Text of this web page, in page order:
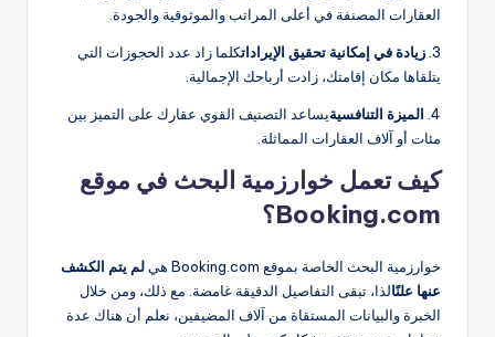
العقارات المصنفة في أعلى المراتب والموثوقية والجودة.
3. زيادة في إمكانية تحقيق الإيراداتكلما زاد عدد الحجوزات التي
يتلقاها مكان إقامتك، زادت أرباحك الإجمالية.
4. الميزة التنافسيةيساعد التصنيف القوي عقارك على التميز بين
مئات أو آلاف العقارات المماثلة.
كيف تعمل خوارزمية البحث في موقع
Booking.com؟
خوارزمية البحث الخاصة بموقع Booking.com هي
لم يتم الكشف
عنها علنًالذا، تبقى التفاصيل الدقيقة غامضة. مع ذلك، ومن خلال
الخبرة والبيانات المستقاة من آلاف المضيفين، نعلم أن هناك عدة